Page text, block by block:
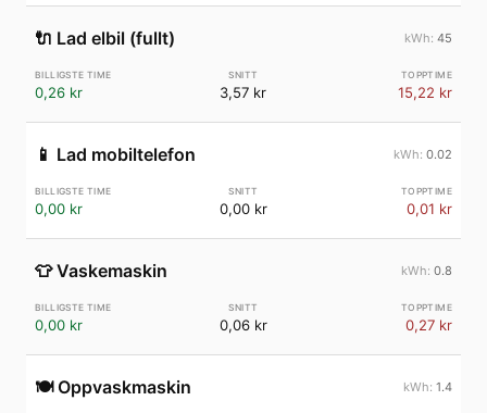
🔌 Lad elbil (fullt) 45
0,26 kr 3,57 kr 15,22 kr
📱 Lad mobiltelefon 0.02
0,00 kr 0,00 kr 0,01 kr
👕 Vaskemaskin 0.8
0,00 kr 0,06 kr 0,27 kr
🍽️ Oppvaskmaskin 1.4